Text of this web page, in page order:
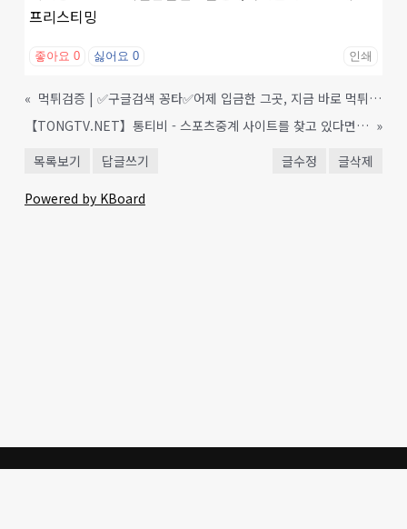
프리스티밍
좋아요 0 싫어요 0 인쇄
«
먹튀검증 | ✅구글검색 꽁타✅어제 입금한 그곳, 지금 바로 먹튀 확인!
【TONGTV.NET】통티비 - 스포츠중계 사이트를 찾고 있다면? 통티비 »
목록보기
답글쓰기 글수정 글삭제
Powered by KBoard